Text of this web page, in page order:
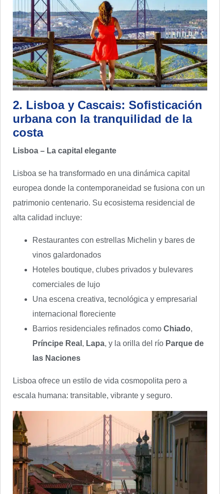
2. Lisboa y Cascais: Sofisticación
urbana con la tranquilidad de la
costa
Lisboa – La capital elegante
Lisboa se ha transformado en una dinámica capital
europea donde la contemporaneidad se fusiona con un
patrimonio centenario. Su ecosistema residencial de
alta calidad incluye:
Restaurantes con estrellas Michelin y bares de
vinos galardonados
Hoteles boutique, clubes privados y bulevares
comerciales de lujo
Una escena creativa, tecnológica y empresarial
internacional floreciente
Barrios residenciales refinados como Chiado,
Príncipe Real , Lapa, y la orilla del río Parque de
las Naciones
Lisboa ofrece un estilo de vida cosmopolita pero a
escala humana: transitable, vibrante y seguro.